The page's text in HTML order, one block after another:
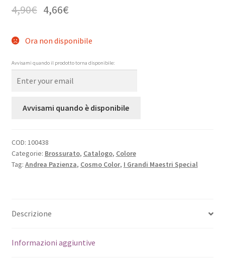
4,90€ 4,66€
Ora non disponibile
Avvisami quando il prodotto torna disponibile:
Avvisami quando è disponibile
COD: 100438
Categorie: Brossurato, Catalogo, Colore
Tag: Andrea Pazienza, Cosmo Color, I Grandi Maestri Special
Descrizione
Informazioni aggiuntive